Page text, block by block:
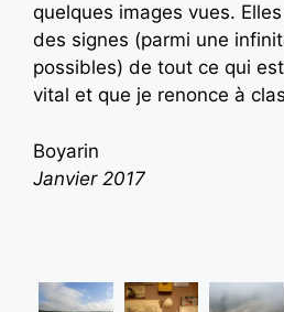
quelques images vues.
des signes (parmi une
possibles) de tout ce qui
vital et que je renonce à
Boyarin
Janvier 2017